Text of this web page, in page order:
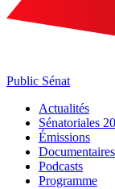
Public Sénat
Actualités
Sénatoriales
Émissions
Documentaires
Podcasts
Programme